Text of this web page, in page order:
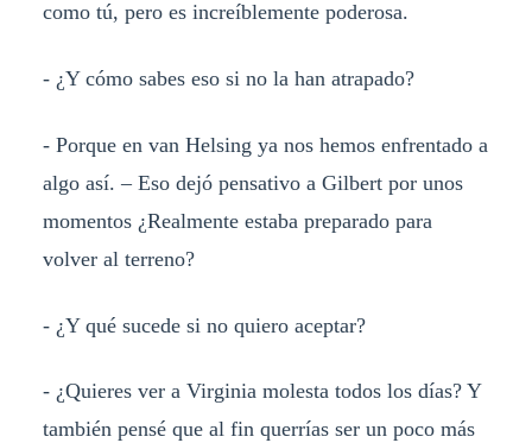
como tú, pero es increíblemente poderosa.
- ¿Y cómo sabes eso si no la han atrapado?
- Porque en van Helsing ya nos hemos enfrentado a
algo así. – Eso dejó pensativo a Gilbert por unos
momentos ¿Realmente estaba preparado para
volver al terreno?
- ¿Y qué sucede si no quiero aceptar?
- ¿Quieres ver a Virginia molesta todos los días? Y
también pensé que al fin querrías ser un poco más